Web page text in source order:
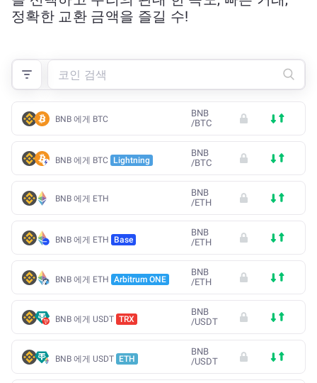
정확한 교환 금액을 즐길 수!
BNB 에게 BTC
BNB
/BTC
BNB 에게 BTC Lightning
BNB
/BTC
BNB 에게 ETH
BNB
/ETH
BNB 에게 ETH Base
BNB
/ETH
BNB 에게 ETH Arbitrum ONE
BNB
/ETH
BNB 에게 USDT TRX
BNB
/USDT
BNB 에게 USDT ETH
BNB
/USDT